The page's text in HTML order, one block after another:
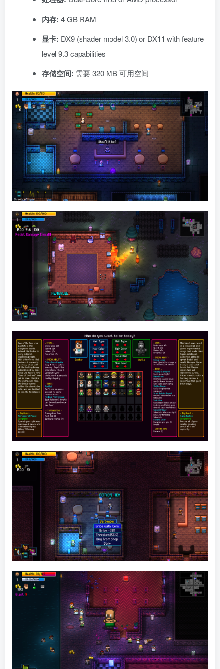
内存: 4 GB RAM
显卡: DX9 (shader model 3.0) or DX11 with feature
level 9.3 capabilities
存储空间: 需要 320 MB 可用空间